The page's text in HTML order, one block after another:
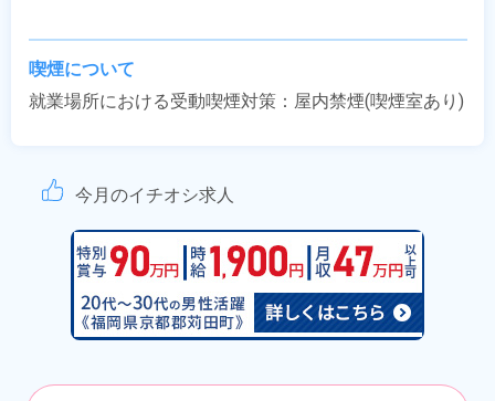
喫煙について
就業場所における受動喫煙対策：屋内禁煙(喫煙室あり)
今月のイチオシ求人